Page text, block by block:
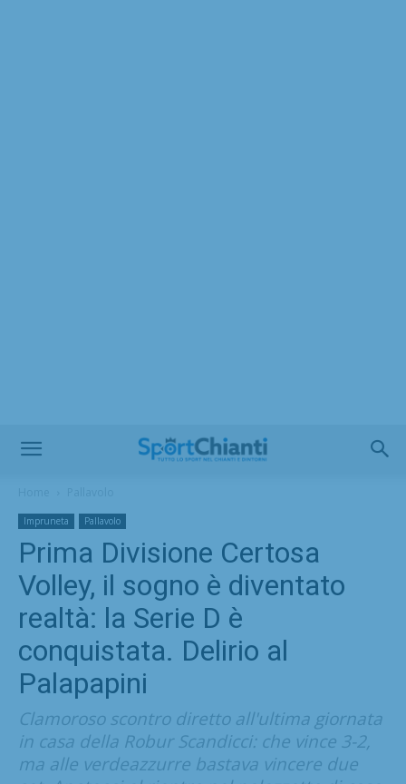
Impruneta Pallavolo
Prima Divisione Certosa
Volley, il sogno è diventato
realtà: la Serie D è
conquistata. Delirio al
Palapapini
Clamoroso scontro diretto all'ultima giornata
in casa della Robur Scandicci: che vince 3-2,
ma alle verdeazzurre bastava vincere due